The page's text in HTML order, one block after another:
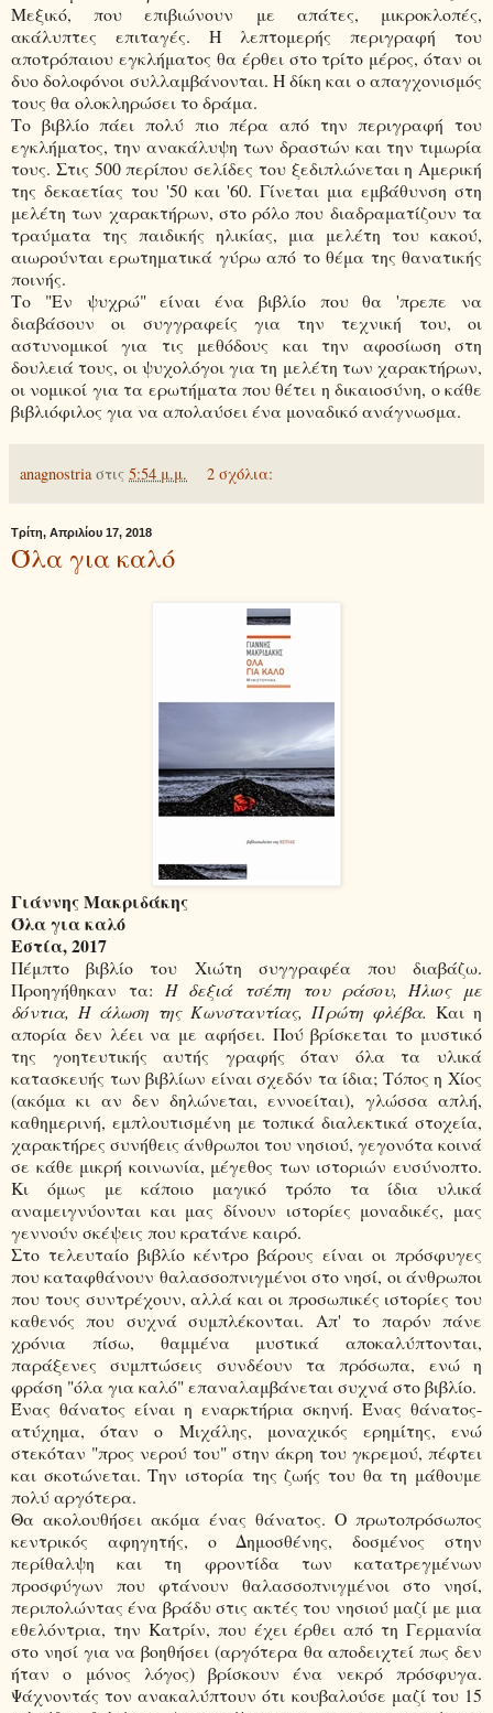
Μεξικό, που επιβιώνουν με απάτες, μικροκλοπές,
ακάλυπτες επιταγές. Η λεπτομερής περιγραφή του
αποτρόπαιου εγκλήματος θα έρθει στο τρίτο μέρος, όταν οι
δυο δολοφόνοι συλλαμβάνονται. Η δίκη και ο απαγχονισμός
τους θα ολοκληρώσει το δράμα.
Το βιβλίο πάει πολύ πιο πέρα από την περιγραφή του
εγκλήματος, την ανακάλυψη των δραστών και την τιμωρία
τους. Στις 500 περίπου σελίδες του ξεδιπλώνεται η Αμερική
της δεκαετίας του '50 και '60. Γίνεται μια εμβάθυνση στη
μελέτη των χαρακτήρων, στο ρόλο που διαδραματίζουν τα
τραύματα της παιδικής ηλικίας, μια μελέτη του κακού,
αιωρούνται ερωτηματικά γύρω από το θέμα της θανατικής
ποινής.
Το "Εν ψυχρώ" είναι ένα βιβλίο που θα 'πρεπε να
διαβάσουν οι συγγραφείς για την τεχνική του, οι
αστυνομικοί για τις μεθόδους και την αφοσίωση στη
δουλειά τους, οι ψυχολόγοι για τη μελέτη των χαρακτήρων,
οι νομικοί για τα ερωτήματα που θέτει η δικαιοσύνη, ο κάθε
βιβλιόφιλος για να απολαύσει ένα μοναδικό ανάγνωσμα.
anagnostria στις 5:54 μ.μ. 2 σχόλια:
Τρίτη, Απριλίου 17, 2018
Όλα για καλό
Γιάννης Μακριδάκης
Όλα για καλό
Εστία, 2017
Πέμπτο βιβλίο του Χιώτη συγγραφέα που διαβάζω.
Προηγήθηκαν τα: Η δεξιά τσέπη του ράσου, Ήλιος με
δόντια, Η άλωση της Κωνσταντίας, Πρώτη φλέβα. Και η
απορία δεν λέει να με αφήσει. Πού βρίσκεται το μυστικό
της γοητευτικής αυτής γραφής όταν όλα τα υλικά
κατασκευής των βιβλίων είναι σχεδόν τα ίδια; Τόπος η Χίος
(ακόμα κι αν δεν δηλώνεται, εννοείται), γλώσσα απλή,
καθημερινή, εμπλουτισμένη με τοπικά διαλεκτικά στοχεία,
χαρακτήρες συνήθεις άνθρωποι του νησιού, γεγονότα κοινά
σε κάθε μικρή κοινωνία, μέγεθος των ιστοριών ευσύνοπτο.
Κι όμως με κάποιο μαγικό τρόπο τα ίδια υλικά
αναμειγνύονται και μας δίνουν ιστορίες μοναδικές, μας
γεννούν σκέψεις που κρατάνε καιρό.
Στο τελευταίο βιβλίο κέντρο βάρους είναι οι πρόσφυγες
που καταφθάνουν θαλασσοπνιγμένοι στο νησί, οι άνθρωποι
που τους συντρέχουν, αλλά και οι προσωπικές ιστορίες του
καθενός που συχνά συμπλέκονται. Απ' το παρόν πάνε
χρόνια πίσω, θαμμένα μυστικά αποκαλύπτονται,
παράξενες συμπτώσεις συνδέουν τα πρόσωπα, ενώ η
φράση "όλα για καλό" επαναλαμβάνεται συχνά στο βιβλίο.
Ένας θάνατος είναι η εναρκτήρια σκηνή. Ένας θάνατος-
ατύχημα, όταν ο Μιχάλης, μοναχικός ερημίτης, ενώ
στεκόταν "προς νερού του" στην άκρη του γκρεμού, πέφτει
και σκοτώνεται. Την ιστορία της ζωής του θα τη μάθουμε
πολύ αργότερα.
Θα ακολουθήσει ακόμα ένας θάνατος. Ο πρωτοπρόσωπος
κεντρικός αφηγητής, ο Δημοσθένης, δοσμένος στην
περίθαλψη και τη φροντίδα των κατατρεγμένων
προσφύγων που φτάνουν θαλασσοπνιγμένοι στο νησί,
περιπολώντας ένα βράδυ στις ακτές του νησιού μαζί με μια
εθελόντρια, την Κατρίν, που έχει έρθει από τη Γερμανία
στο νησί για να βοηθήσει (αργότερα θα αποδειχτεί πως δεν
ήταν ο μόνος λόγος) βρίσκουν ένα νεκρό πρόσφυγα.
Ψάχνοντάς τον ανακαλύπτουν ότι κουβαλούσε μαζί του 15